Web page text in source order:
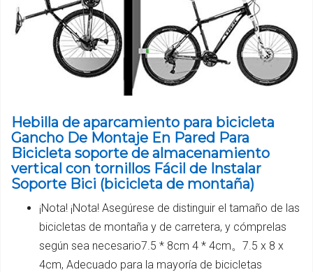
Hebilla de aparcamiento para bicicleta
Gancho De Montaje En Pared Para
Bicicleta soporte de almacenamiento
vertical con tornillos Fácil de Instalar
Soporte Bici (bicicleta de montaña)
¡Nota! ¡Nota! Asegúrese de distinguir el tamaño de las
bicicletas de montaña y de carretera, y cómprelas
según sea necesario7.5 * 8cm 4 * 4cm。7.5 x 8 x
4cm, Adecuado para la mayoría de bicicletas